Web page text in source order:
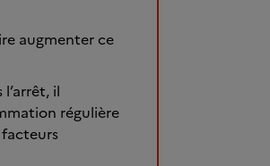
augmenter ce
il
régulière